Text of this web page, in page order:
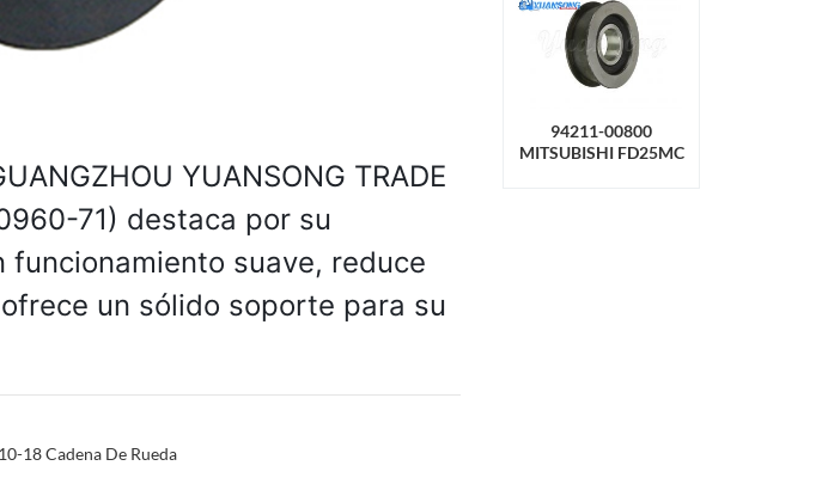
94211-00800
MITSUBISHI FD25MC
YUANSONG TRADE
71) destaca por su
suave, reduce
un sólido soporte para su
18 Cadena De Rueda